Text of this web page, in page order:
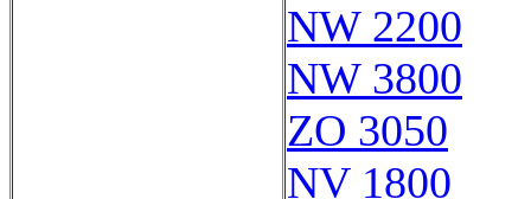
NW 2200
NW 3800
ZO 3050
NV 1800